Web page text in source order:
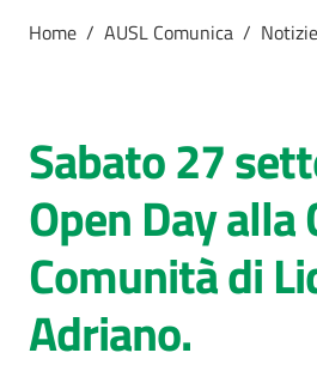
Sanitaria
Locale della
Azienda
Servizi
Luoghi
di
cura
Home / AUSL Comunica /
Salta al contenuto
Sabato 27
Open Day alla
Comunità di
Adriano.